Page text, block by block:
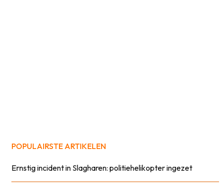
POPULAIRSTE ARTIKELEN
Ernstig incident in Slagharen: politiehelikopter ingezet